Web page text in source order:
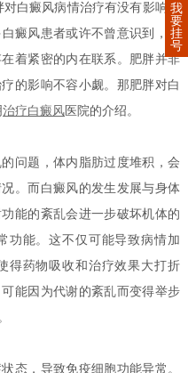
白癜风病情治疗有没有影响？
癜风患者或许不曾意识到，这
着紧密的内在联系。肥胖并非
的影响不容小觑。那肥胖对白
治疗白癜风 医院的介绍。
题，体内脂肪过度堆积，会
。而白癜风的发生发展与身体
能的紊乱会进一步破坏机体的
功能。这不仅可能导致病情加
得药物吸收和治疗效果大打折
能因为代谢的紊乱而变得举步
，导致免疫细胞功能异常。
我
要
挂
号